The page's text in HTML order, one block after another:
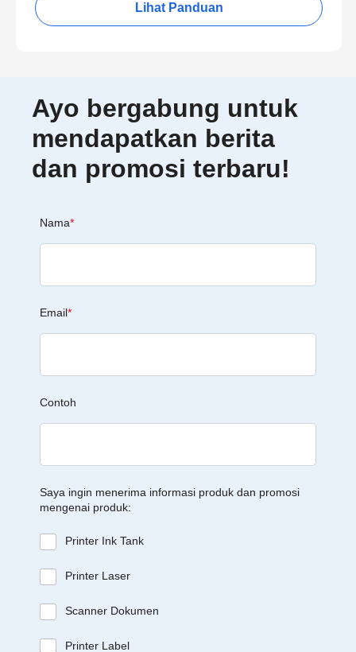
Lihat Panduan
Ayo bergabung untuk
mendapatkan berita
dan promosi terbaru!
Nama*
Email*
Contoh
Saya ingin menerima informasi produk dan promosi
mengenai produk:
Printer Ink Tank
Printer Laser
Scanner Dokumen
Printer Label